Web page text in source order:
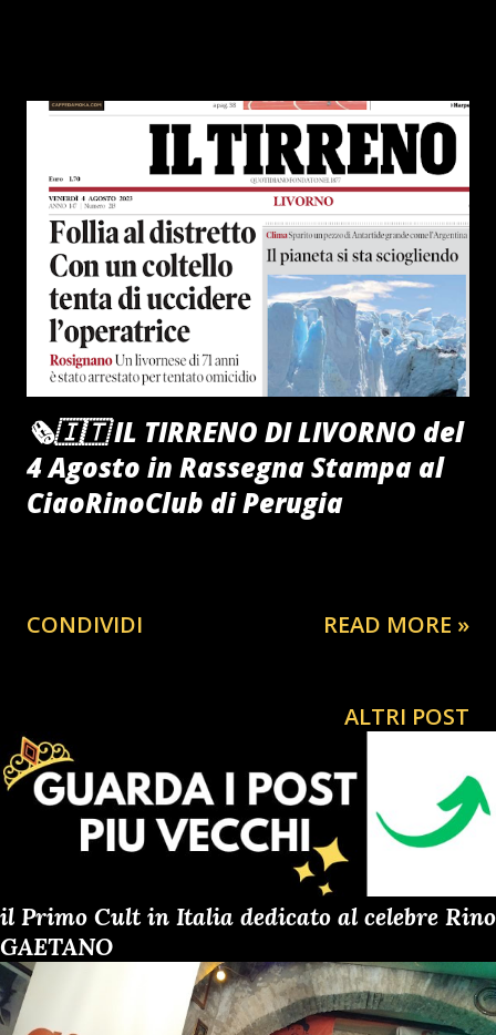
🗞️🇮🇹 IL TIRRENO DI LIVORNO del
4 Agosto in Rassegna Stampa al
CiaoRinoClub di Perugia
CONDIVIDI READ MORE »
ALTRI POST
il Primo Cult in Italia dedicato al celebre Rino
GAETANO